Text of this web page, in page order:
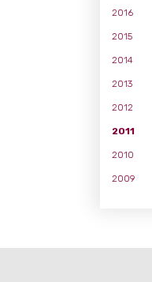
2016
2015
2014
2013
2012
2011
2010
2009